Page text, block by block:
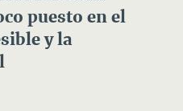
puesto en el
y la